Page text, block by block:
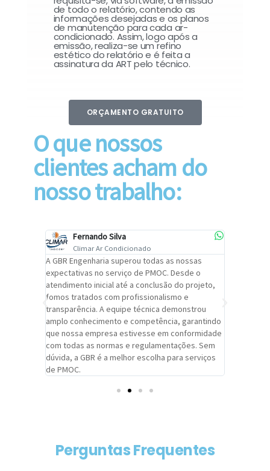
de todo o relatório, contendo as
informações desejadas e os planos
de manutenção para cada ar-
condicionado. Assim, logo após a
emissão, realiza-se um refino
estético do relatório e é feita a
assinatura da ART pelo técnico.
ORÇAMENTO GRATUITO
O que nossos
clientes acham do
nosso trabalho:
Fernando Silva
Climar Ar Condicionado
A GBR Engenharia superou todas as nossas
expectativas no serviço de PMOC. Desde o
atendimento inicial até a conclusão do projeto,
fomos tratados com profissionalismo e
transparência. A equipe técnica demonstrou
amplo conhecimento e competência, garantindo
que nossa empresa estivesse em conformidade
com todas as normas e regulamentações. Sem
dúvida, a GBR é a melhor escolha para serviços
de PMOC.
Perguntas Frequentes